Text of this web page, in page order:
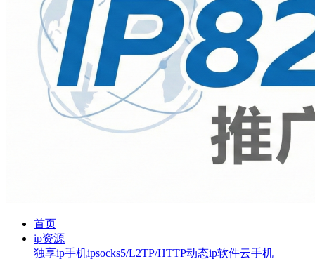
首页
ip资源
独享ip手机ipsocks5/L2TP/HTTP动态ip软件云手机